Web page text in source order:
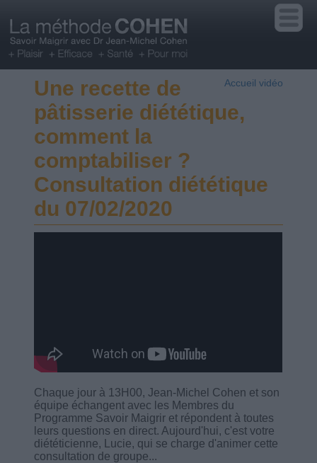
Accueil vidéo
Une recette de
pâtisserie diététique,
comment la
comptabiliser ?
Consultation diététique
du 07/02/2020
Chaque jour à 13H00, Jean-Michel Cohen et son
équipe échangent avec les Membres du
Programme Savoir Maigrir et répondent à toutes
leurs questions en direct. Aujourd'hui, c'est votre
diététicienne, Lucie, qui se charge d'animer cette
consultation de groupe...